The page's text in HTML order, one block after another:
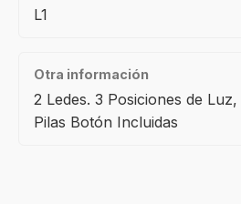
L1
Otra información
2 Ledes. 3 Posiciones de
Pilas Botón Incluidas